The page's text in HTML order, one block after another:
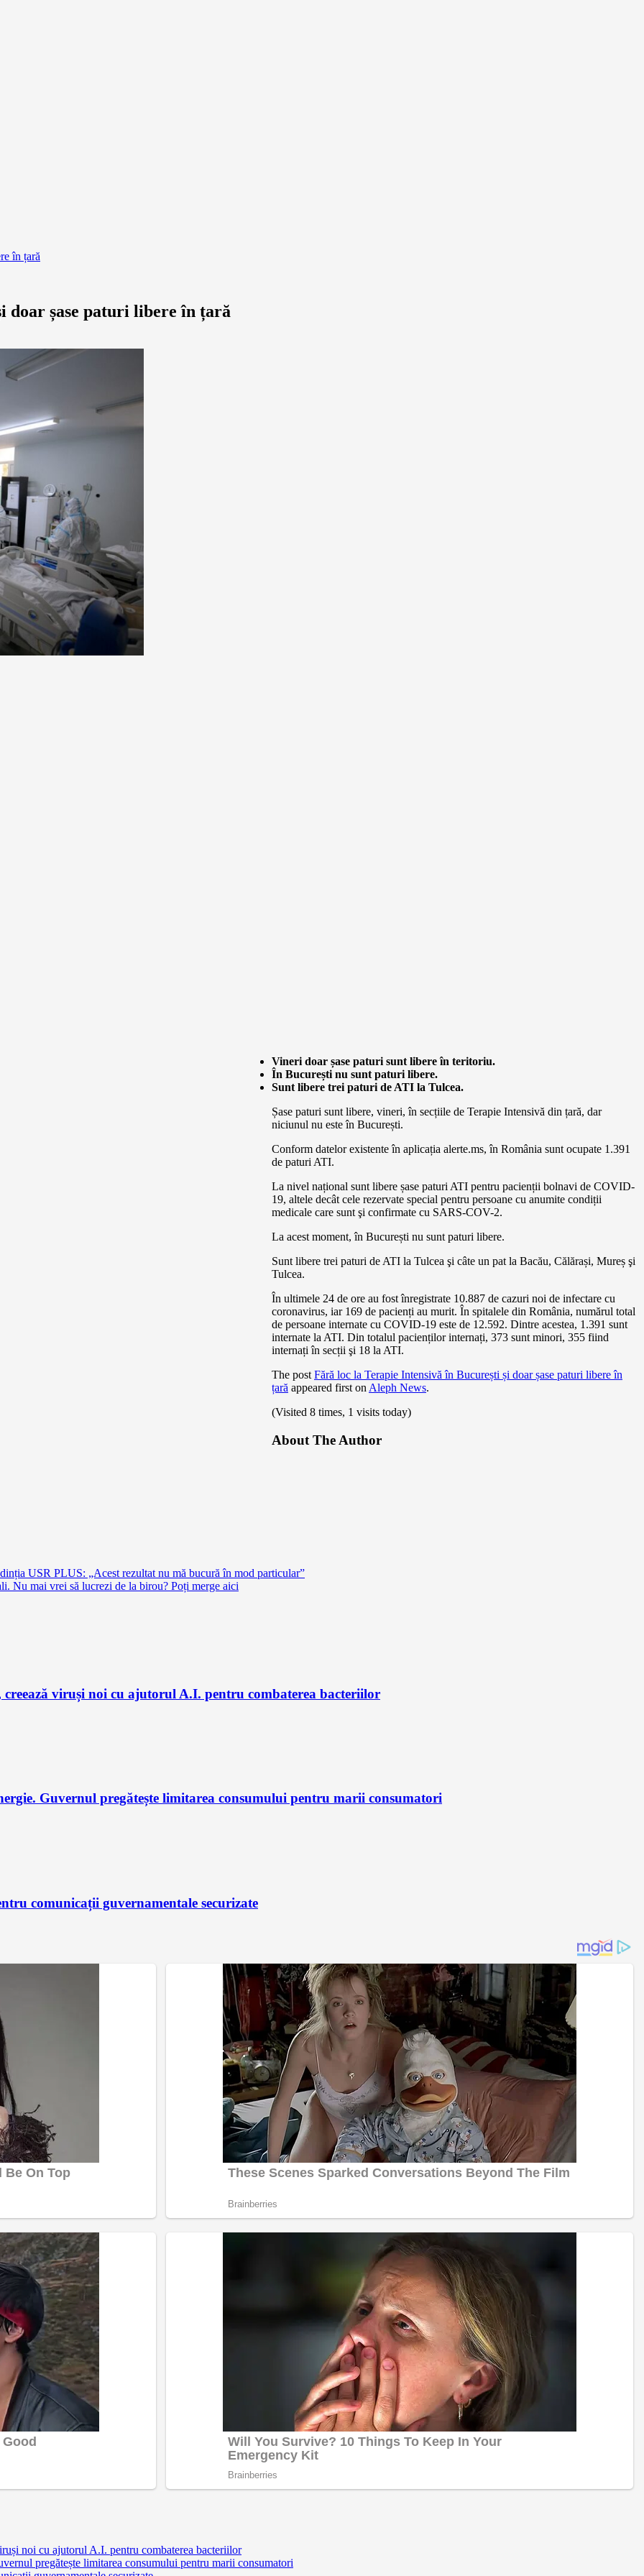
în țară
doar șase paturi libere în țară
Vineri doar șase paturi sunt libere în teritoriu.
În București nu sunt paturi libere.
Sunt libere trei paturi de ATI la Tulcea.
Șase paturi sunt libere, vineri, în secțiile de Terapie Intensivă din țară, dar
niciunul nu este în București.
Conform datelor existente în aplicația alerte.ms, în România sunt ocupate 1.391
de paturi ATI.
La nivel național sunt libere șase paturi ATI pentru pacienții bolnavi de COVID-
19, altele decât cele rezervate special pentru persoane cu anumite condiții
medicale care sunt şi confirmate cu SARS-COV-2.
La acest moment, în București nu sunt paturi libere.
Sunt libere trei paturi de ATI la Tulcea şi câte un pat la Bacău, Călărași, Mureș şi
Tulcea.
În ultimele 24 de ore au fost înregistrate 10.887 de cazuri noi de infectare cu
coronavirus, iar 169 de pacienți au murit. În spitalele din România, numărul total
de persoane internate cu COVID-19 este de 12.592. Dintre acestea, 1.391 sunt
internate la ATI. Din totalul pacienților internați, 373 sunt minori, 355 fiind
internați în secții şi 18 la ATI.
The post Fără loc la Terapie Intensivă în București și doar șase paturi libere în
țară appeared first on Aleph News.
(Visited 8 times, 1 visits today)
About The Author
USR PLUS: „Acest rezultat nu mă bucură în mod particular”
Nu mai vrei să lucrezi de la birou? Poți merge aici
viruși noi cu ajutorul A.I. pentru combaterea bacteriilor
Guvernul pregătește limitarea consumului pentru marii consumatori
comunicații guvernamentale securizate
noi cu ajutorul A.I. pentru combaterea bacteriilor
pregătește limitarea consumului pentru marii consumatori